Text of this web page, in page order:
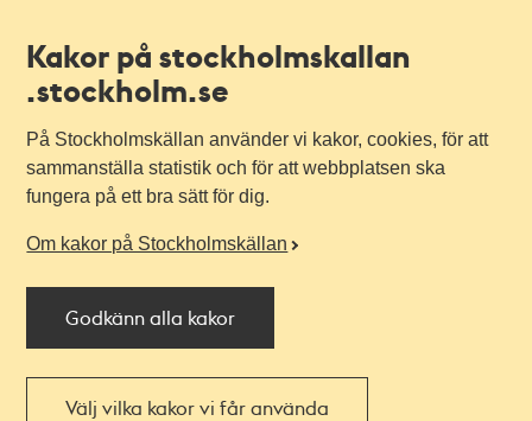
Kakor på stockholmskallan
.stockholm.se
På Stockholmskällan använder vi kakor, cookies, för att
sammanställa statistik och för att webbplatsen ska
fungera på ett bra sätt för dig.
Om kakor på Stockholmskällan
Godkänn alla kakor
Välj vilka kakor vi får använda